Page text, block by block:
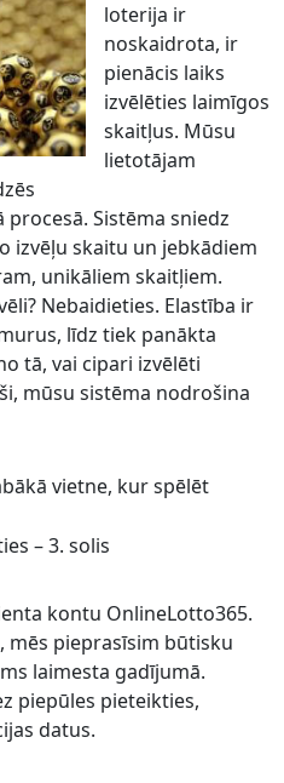
loterija ir
noskaidrota, ir
pienācis laiks
izvēlēties laimīgos
skaitļus. Mūsu
lietotājam
Sistēma sniedz
izvēļu skaitu un jebkādiem
unikāliem skaitļiem.
Nebaidieties. Elastība ir
līdz tiek panākta
tā, vai cipari izvēlēti
mūsu sistēma nodrošina
vietne, kur spēlēt
– 3. solis
kontu OnlineLotto365.
pieprasīsim būtisku
laimesta gadījumā.
piepūles pieteikties,
datus.